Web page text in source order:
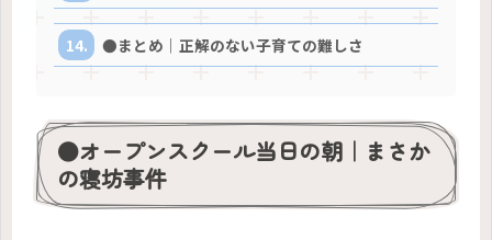
●まとめ｜正解のない子育ての難しさ
●オープンスクール当日の朝｜まさか
の寝坊事件